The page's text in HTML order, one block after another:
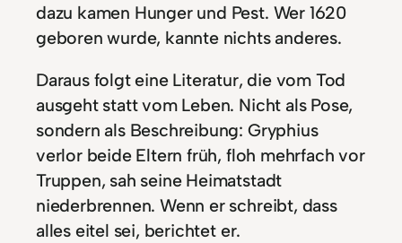
dazu kamen Hunger und Pest. Wer 1620
geboren wurde, kannte nichts anderes.
Daraus folgt eine Literatur, die vom Tod
ausgeht statt vom Leben. Nicht als Pose,
sondern als Beschreibung: Gryphius
verlor beide Eltern früh, floh mehrfach vor
Truppen, sah seine Heimatstadt
niederbrennen. Wenn er schreibt, dass
alles eitel sei, berichtet er.